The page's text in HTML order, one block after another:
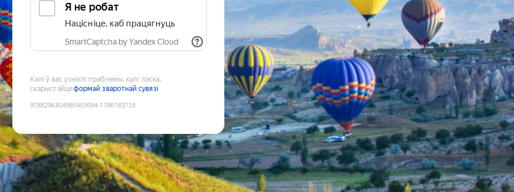
Я не робат
Націсніце, каб працягнуць
SmartCaptcha by Yandex Cloud
Калі ў вас узніклі праблемы, калі ласка,
скарыстайцеформай зваротнай сувязі
9188296804985403094:1786183733